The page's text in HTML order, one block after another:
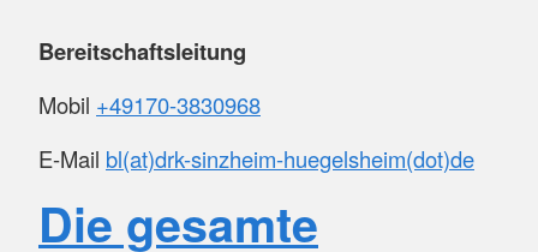
Bereitschaftsleitung
Mobil +49170-3830968
E-Mail bl(at)drk-sinzheim-huegelsheim(dot)de
Die gesamte